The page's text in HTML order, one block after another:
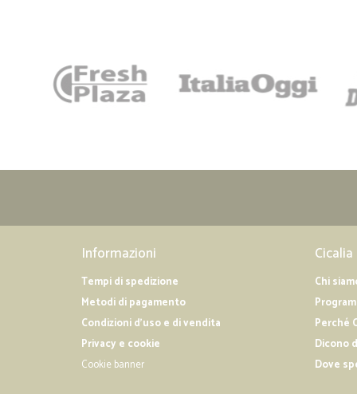
Informazioni
Tempi di spedizione
Metodi di pagamento
Condizioni d'uso e di vendita
Privacy e cookie
Cookie banner
Cicalia
Chi
Perché
Dicono
Dove